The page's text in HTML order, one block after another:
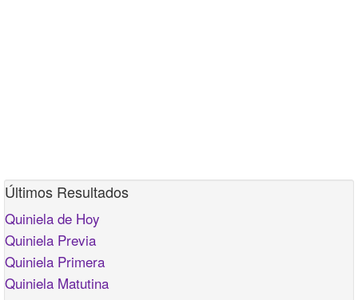
Últimos Resultados
Quiniela de Hoy
Quiniela Previa
Quiniela Primera
Quiniela Matutina